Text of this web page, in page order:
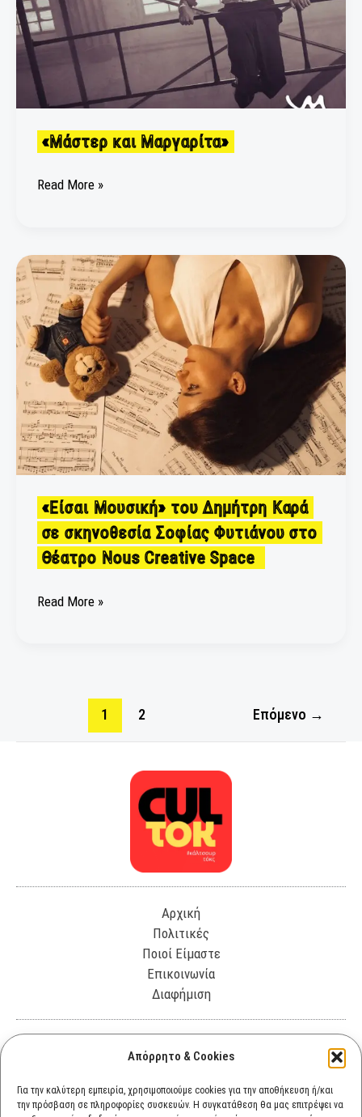
Απόρρητο & Cookies
Για την καλύτερη εμπειρία, χρησιμοποιούμε cookies για την αποθήκευση ή/και
την πρόσβαση σε πληροφορίες συσκευών. Η συγκατάθεση θα μας επιτρέψει να
«Μάστερ και Μαργαρίτα»
Read More »
«Είσαι Μουσική» του Δημήτρη Καρά
σε σκηνοθεσία Σοφίας Φυτιάνου στο
Θέατρο Nous Creative Space
«Είσαι
Μουσική»
του
Δημήτρη
Καρά
σε
σκηνοθεσία
Σοφίας
Φυτιάνου
στο
Θέατρο
Creative
Space
Read More »
1 2 Επόμενο →
Αρχική
Πολιτικές
Ποιοί Είμαστε
Επικοινωνία
Διαφήμιση
Λεωφόρος Θησέως 330. Καλλιθέα, 17675
cultok.gr@gmail.com